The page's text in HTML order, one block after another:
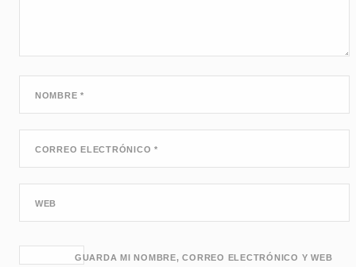
NOMBRE*
CORREO ELECTRÓNICO*
WEB
GUARDA MI NOMBRE, CORREO ELECTRÓNICO Y WEB